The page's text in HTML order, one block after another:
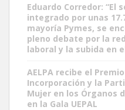
Eduardo Corredor: “El
integrado por unas
mayoría Pymes, se
pleno debate por la
laboral y la subida en
AELPA recibe el
Incorporación y la
Mujer en los Órganos
en la Gala UEPAL